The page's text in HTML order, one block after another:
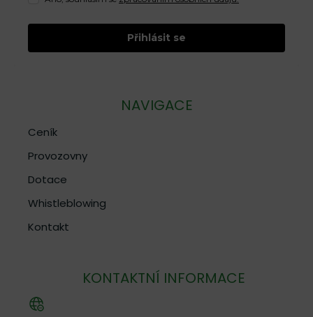
Přihlásit se
NAVIGACE
Ceník
Provozovny
Dotace
Whistleblowing
Kontakt
KONTAKTNÍ INFORMACE